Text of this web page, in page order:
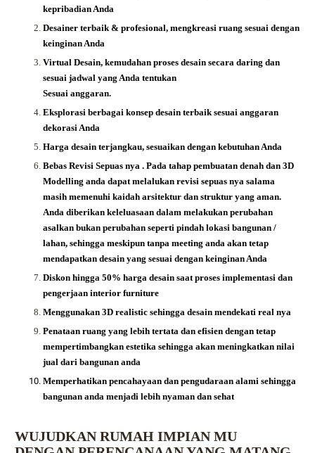
kepribadian Anda
Desainer terbaik & profesional, mengkreasi ruang sesuai dengan
keinginan Anda
Virtual Desain, kemudahan proses desain secara daring dan
sesuai jadwal yang Anda tentukan
Sesuai anggaran.
Eksplorasi berbagai konsep desain terbaik sesuai anggaran
dekorasi Anda
Harga desain terjangkau, sesuaikan dengan kebutuhan Anda
Bebas Revisi Sepuas nya .Pada tahap pembuatan denah dan 3D
Modelling anda dapat melalukan revisi sepuas nya salama
masih memenuhi kaidah arsitektur dan struktur yang aman.
Anda diberikan keleluasaan dalam melakukan perubahan
asalkan bukan perubahan seperti pindah lokasi bangunan /
lahan, sehingga meskipun tanpa meeting anda akan tetap
mendapatkan desain yang sesuai dengan keinginan Anda
Diskon hingga 50% harga desain saat proses implementasi dan
pengerjaan interior furniture
Menggunakan 3D realistic sehingga desain mendekati real nya
Penataan ruang yang lebih tertata dan efisien dengan tetap
mempertimbangkan estetika sehingga akan meningkatkan nilai
jual dari bangunan anda
Memperhatikan pencahayaan dan pengudaraan alami sehingga
bangunan anda menjadi lebih nyaman dan sehat
WUJUDKAN RUMAH IMPIAN MU